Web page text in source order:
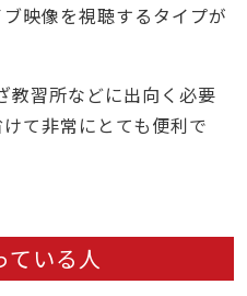
映像を視聴するタイプが
教習所などに出向く必要
て非常にとても便利で
ている人